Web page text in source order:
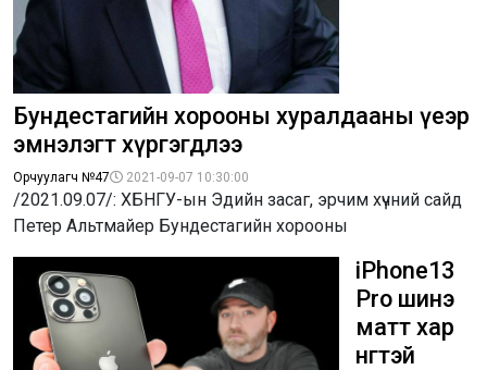
Бундестагийн хорооны хуралдааны үеэр
эмнэлэгт хүргэгдлээ
Орчуулагч №47 2021-09-07 10:30:00
/2021.09.07/: ХБНГУ-ын Эдийн засаг, эрчим хүчний сайд
Петер Альтмайер Бундестагийн хорооны
iPhone13
Pro шинэ
матт хар
өнгөтэй